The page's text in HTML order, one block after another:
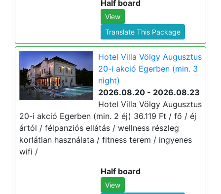
Half board
View
Translate This Package
Hotel Villa Völgy Augusztus
20-i akció Egerben (min. 3
night)
2026.08.20 - 2026.08.23
Hotel Villa Völgy Augusztus
20-i akció Egerben (min. 2 éj) 36.119 Ft / fő / éj
ártól / félpanziós ellátás / wellness részleg
korlátlan használata / fitness terem / ingyenes
wifi /
Half board
View